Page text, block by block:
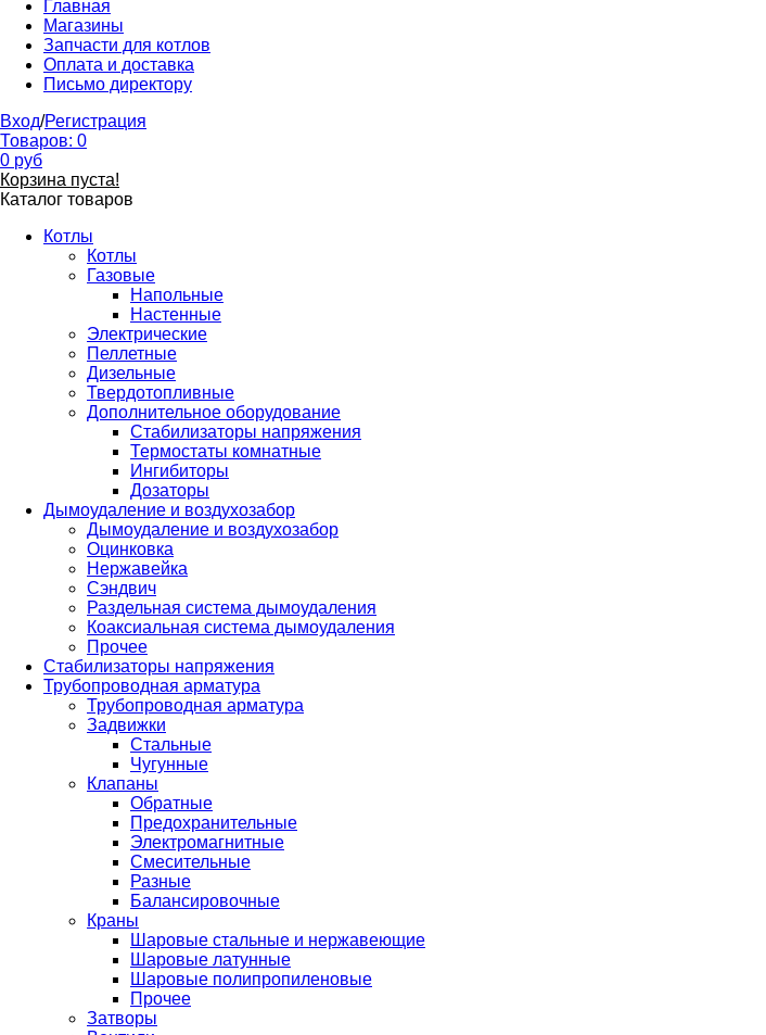
Главная
Магазины
Запчасти для котлов
Оплата и доставка
Письмо директору
Вход/Регистрация
Товаров: 0
0 руб
Корзина пуста!
Каталог товаров
Котлы
Котлы
Газовые
Напольные
Настенные
Электрические
Пеллетные
Дизельные
Твердотопливные
Дополнительное оборудование
Стабилизаторы напряжения
Термостаты комнатные
Ингибиторы
Дозаторы
Дымоудаление и воздухозабор
Дымоудаление и воздухозабор
Оцинковка
Нержавейка
Сэндвич
Раздельная система дымоудаления
Коаксиальная система дымоудаления
Прочее
Стабилизаторы напряжения
Трубопроводная арматура
Трубопроводная арматура
Задвижки
Стальные
Чугунные
Клапаны
Обратные
Предохранительные
Электромагнитные
Смесительные
Разные
Балансировочные
Краны
Шаровые стальные и нержавеющие
Шаровые латунные
Шаровые полипропиленовые
Прочее
Затворы